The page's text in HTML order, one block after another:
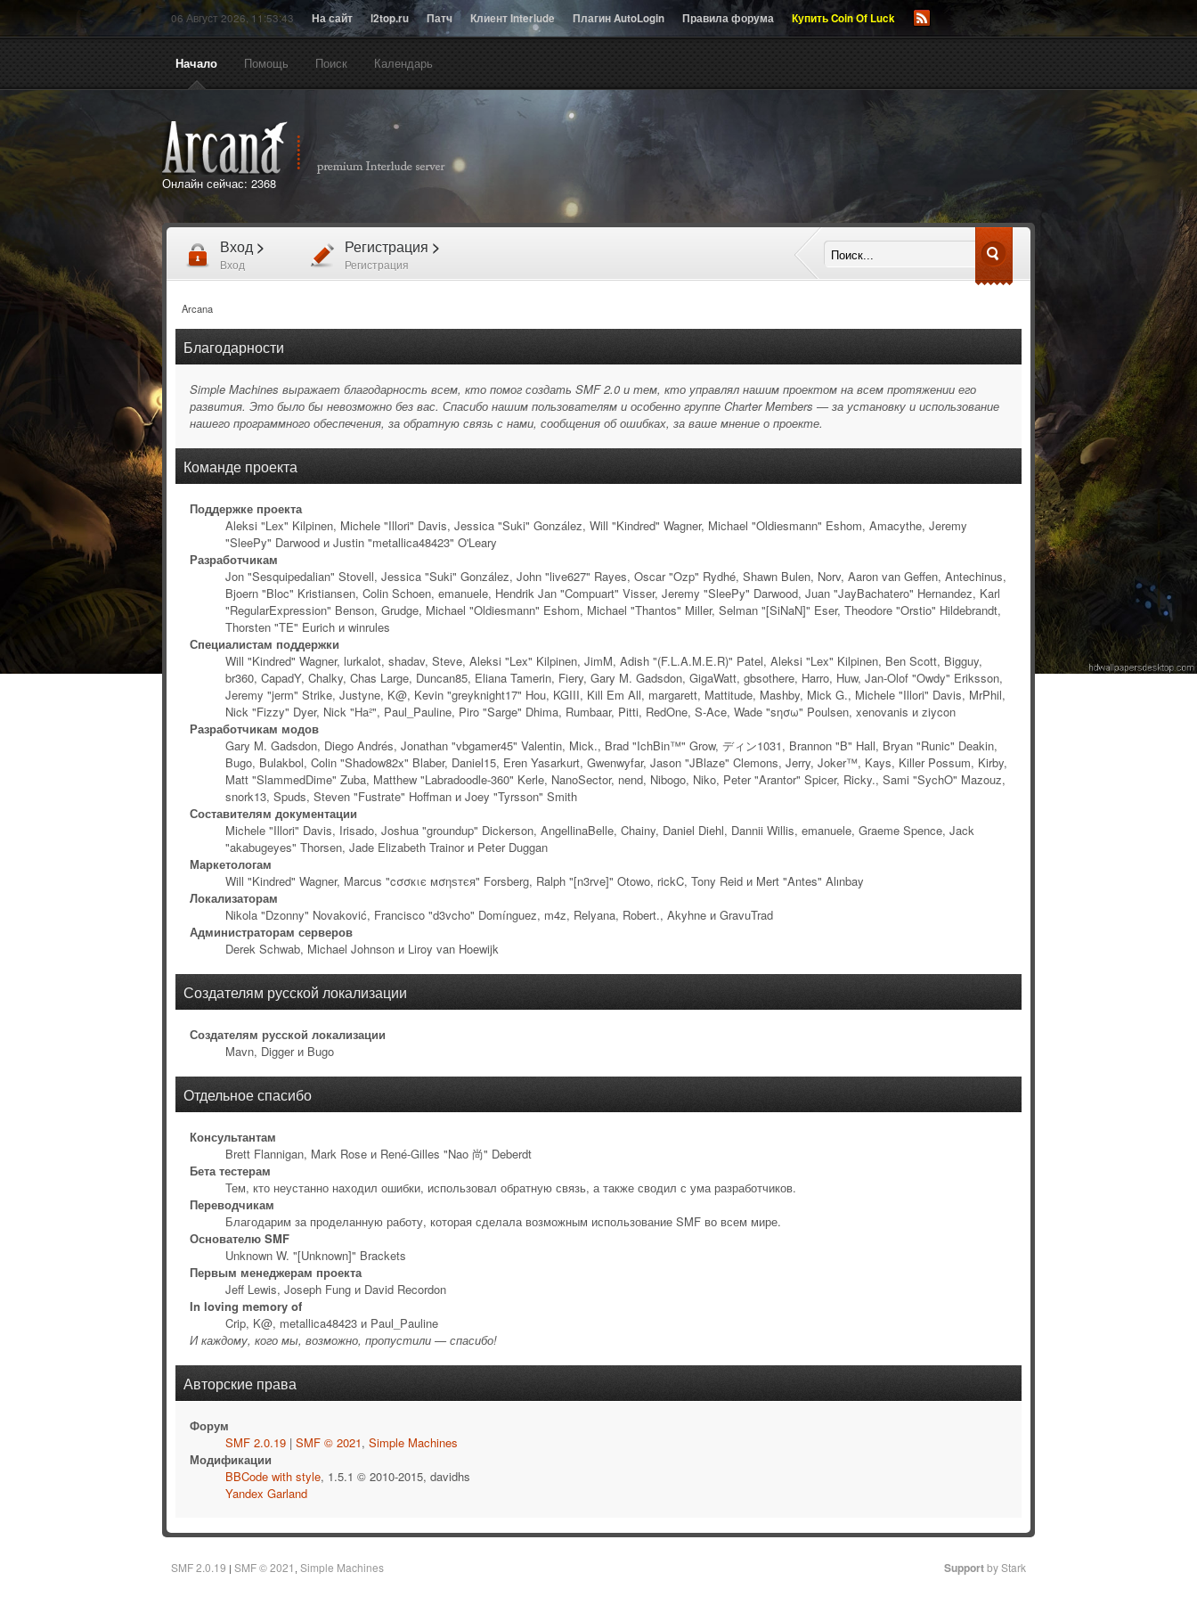
06 Август 2026, 11:53:43 На сайт l2top.ru Патч Клиент Interlude Плагин AutoLogin Правила форума Купить Coin Of Luck
Начало Помощь Поиск Календарь
Онлайн сейчас: 2368
Вход >
Вход
Регистрация >
Регистрация
Arcana
Благодарности
Simple Machines выражает благодарность всем, кто помог создать SMF 2.0 и тем, кто управлял нашим проектом на всем протяжении его
развития. Это было бы невозможно без вас. Спасибо нашим пользователям и особенно группе Charter Members — за установку и использование
нашего программного обеспечения, за обратную связь с нами, сообщения об ошибках, за ваше мнение о проекте.
Команде проекта
Поддержке проекта
Aleksi "Lex" Kilpinen, Michele "Illori" Davis, Jessica "Suki" González, Will "Kindred" Wagner, Michael "Oldiesmann" Eshom, Amacythe, Jeremy
"SleePy" Darwood и Justin "metallica48423" O'Leary
Разработчикам
Jon "Sesquipedalian" Stovell, Jessica "Suki" González, John "live627" Rayes, Oscar "Ozp" Rydhé, Shawn Bulen, Norv, Aaron van Geffen, Antechinus,
Bjoern "Bloc" Kristiansen, Colin Schoen, emanuele, Hendrik Jan "Compuart" Visser, Jeremy "SleePy" Darwood, Juan "JayBachatero" Hernandez, Karl
"RegularExpression" Benson, Grudge, Michael "Oldiesmann" Eshom, Michael "Thantos" Miller, Selman "[SiNaN]" Eser, Theodore "Orstio" Hildebrandt,
Thorsten "TE" Eurich и winrules
Специалистам поддержки
Will "Kindred" Wagner, lurkalot, shadav, Steve, Aleksi "Lex" Kilpinen, JimM, Adish "(F.L.A.M.E.R)" Patel, Aleksi "Lex" Kilpinen, Ben Scott, Bigguy,
br360, CapadY, Chalky, Chas Large, Duncan85, Eliana Tamerin, Fiery, Gary M. Gadsdon, GigaWatt, gbsothere, Harro, Huw, Jan-Olof "Owdy" Eriksson,
Jeremy "jerm" Strike, Justyne, K@, Kevin "greyknight17" Hou, KGIII, Kill Em All, margarett, Mattitude, Mashby, Mick G., Michele "Illori" Davis, MrPhil,
Nick "Fizzy" Dyer, Nick "Ha²", Paul_Pauline, Piro "Sarge" Dhima, Rumbaar, Pitti, RedOne, S-Ace, Wade "sησω" Poulsen, xenovanis и ziycon
Разработчикам модов
Gary M. Gadsdon, Diego Andrés, Jonathan "vbgamer45" Valentin, Mick., Brad "IchBin™" Grow, ディン1031, Brannon "B" Hall, Bryan "Runic" Deakin,
Bugo, Bulakbol, Colin "Shadow82x" Blaber, Daniel15, Eren Yasarkurt, Gwenwyfar, Jason "JBlaze" Clemons, Jerry, Joker™, Kays, Killer Possum, Kirby,
Matt "SlammedDime" Zuba, Matthew "Labradoodle-360" Kerle, NanoSector, nend, Nibogo, Niko, Peter "Arantor" Spicer, Ricky., Sami "SychO" Mazouz,
snork13, Spuds, Steven "Fustrate" Hoffman и Joey "Tyrsson" Smith
Составителям документации
Michele "Illori" Davis, Irisado, Joshua "groundup" Dickerson, AngellinaBelle, Chainy, Daniel Diehl, Dannii Willis, emanuele, Graeme Spence, Jack
"akabugeyes" Thorsen, Jade Elizabeth Trainor и Peter Duggan
Маркетологам
Will "Kindred" Wagner, Marcus "cσσкιє мσηѕтєя" Forsberg, Ralph "[n3rve]" Otowo, rickC, Tony Reid и Mert "Antes" Alınbay
Локализаторам
Nikola "Dzonny" Novaković, Francisco "d3vcho" Domínguez, m4z, Relyana, Robert., Akyhne и GravuTrad
Администраторам серверов
Derek Schwab, Michael Johnson и Liroy van Hoewijk
Создателям русской локализации
Создателям русской локализации
Mavn, Digger и Bugo
Отдельное спасибо
Консультантам
Brett Flannigan, Mark Rose и René-Gilles "Nao 尚" Deberdt
Бета тестерам
Тем, кто неустанно находил ошибки, использовал обратную связь, а также сводил с ума разработчиков.
Переводчикам
Благодарим за проделанную работу, которая сделала возможным использование SMF во всем мире.
Основателю SMF
Unknown W. "[Unknown]" Brackets
Первым менеджерам проекта
Jeff Lewis, Joseph Fung и David Recordon
In loving memory of
Crip, K@, metallica48423 и Paul_Pauline
И каждому, кого мы, возможно, пропустили — спасибо!
Авторские права
Форум
SMF 2.0.19| SMF © 2021, Simple Machines
Модификации
BBCode with style, 1.5.1 © 2010-2015, davidhs
Yandex Garland
SMF 2.0.19 | SMF © 2021 Simple Machines Supportby Stark